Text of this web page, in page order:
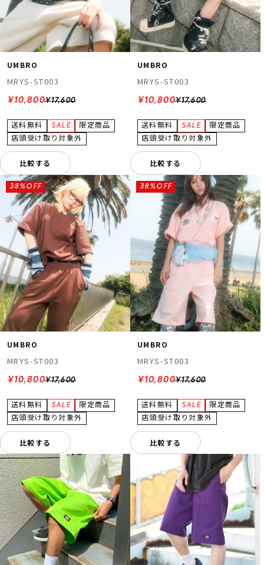
UMBRO
MRYS-ST003
¥17,600
¥10,800
比較する
UMBRO
MRYS-ST003
¥17,600
¥10,800
比較する
UMBRO
MRYS-ST003
¥17,600
38%OFF
¥10,800
比較する
UMBRO
MRYS-ST003
¥17,600
38%OFF
¥10,800
比較する